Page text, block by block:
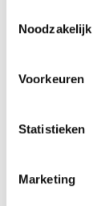
Noodzakelijk
Voorkeuren
Statistieken
Marketing
1TB Aura Pro
SSD voor deze
1 x USB3.0